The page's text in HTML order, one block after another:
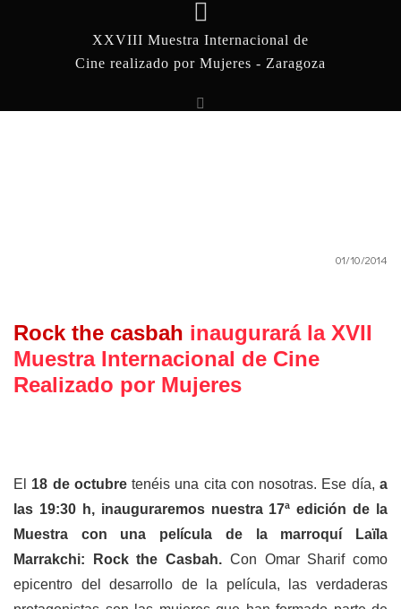
XXVIII Muestra Internacional de
Cine realizado por Mujeres - Zaragoza
01/10/2014
Rock the casbah inaugurará la XVII
Muestra Internacional de Cine
Realizado por Mujeres
El 18 de octubretenéis una cita con nosotras. Ese día,a
las 19:30 h, inauguraremos nuestra 17ª edición de la
Muestra con una película de la marroquí Laïla
Marrakchi: Rock the Casbah. Con Omar Sharif como
epicentro del desarrollo de la película, las verdaderas